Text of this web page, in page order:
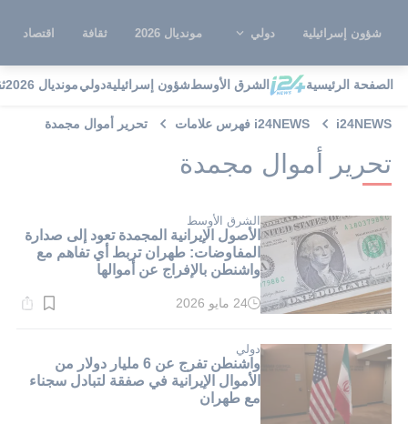
شؤون إسرائيلية دولي مونديال 2026 ثقافة اقتصاد
الصفحة الرئيسية الشرق الأوسطشؤون إسرائيليةدوليمونديال 2026
i24NEWS i24NEWS فهرس علامات تحرير أموال مجمدة
تحرير أموال مجمدة
الشرق الأوسط
الأصول الإيرانية المجمدة تعود إلى صدارة
المفاوضات: طهران تربط أي تفاهم مع
واشنطن بالإفراج عن أموالها
وقت
دقيقة.
24 مايو 2026
دولي
واشنطن تفرج عن 6 مليار دولار من
الأموال الإيرانية في صفقة لتبادل سجناء
مع طهران